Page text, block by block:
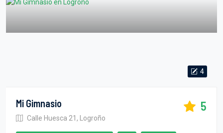
4
Mi Gimnasio
Calle Huesca 21, Logroño
5